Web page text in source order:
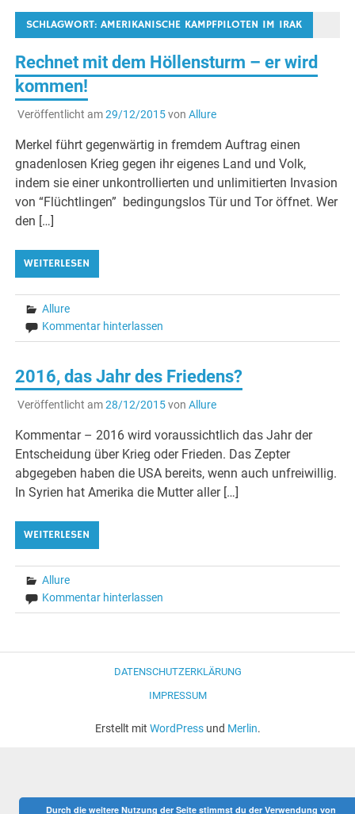
SCHLAGWORT:AMERIKANISCHE KAMPFPILOTEN IM IRAK
Rechnet mit dem Höllensturm – er wird
kommen!
Veröffentlicht am29/12/2015von Allure
Merkel führt gegenwärtig in fremdem Auftrag einen
gnadenlosen Krieg gegen ihr eigenes Land und Volk,
indem sie einer unkontrollierten und unlimitierten Invasion
von “Flüchtlingen” bedingungslos Tür und Tor öffnet. Wer
den […]
WEITERLESEN
Allure
Kommentar hinterlassen
2016, das Jahr des Friedens?
Veröffentlicht am28/12/2015von Allure
Kommentar – 2016 wird voraussichtlich das Jahr der
Entscheidung über Krieg oder Frieden. Das Zepter
abgegeben haben die USA bereits, wenn auch unfreiwillig.
In Syrien hat Amerika die Mutter aller […]
WEITERLESEN
Allure
Kommentar hinterlassen
DATENSCHUTZERKLÄRUNG
IMPRESSUM
Erstellt mit WordPressund Merlin.
Durch die weitere Nutzung der Seite stimmst du der Verwendung von